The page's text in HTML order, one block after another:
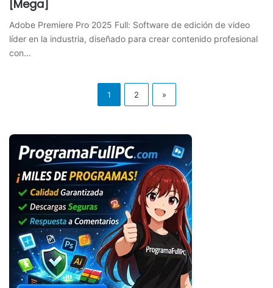
[Mega]
Adobe Premiere Pro 2025 Full: Software de edición de video
líder en la industria, diseñado para crear contenido profesional
con…
1 2 »